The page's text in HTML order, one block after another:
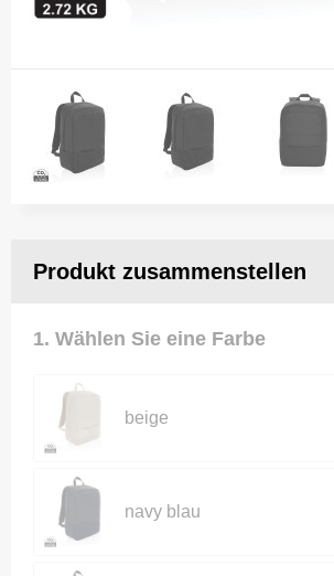
Produkt zusammenstellen
1. Wählen Sie eine Farbe
beige
navy blau